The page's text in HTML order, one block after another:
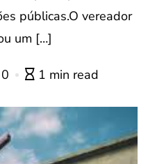
públicas.O vereador
um […]
0 1 min read